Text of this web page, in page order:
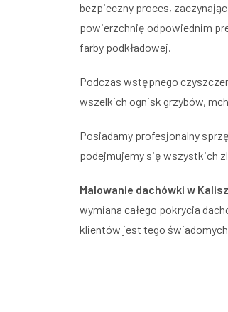
bezpieczny proces,
powierzchnię odpowiednim
farby podkładowej.
Podczas wstępnego
wszelkich ognisk grzybów,
Posiadamy profesjonalny
podejmujemy się wszystkich
Malowanie dachówki w
wymiana całego pokrycia
klientów jest tego